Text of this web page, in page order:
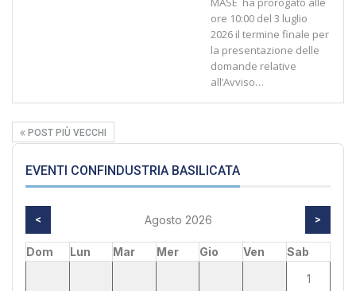
ore 10:00 del 3 luglio
2026 il termine finale per
la presentazione delle
domande relative
all’Avviso…
POST PIÙ VECCHI
EVENTI CONFINDUSTRIA BASILICATA
< Agosto 2026 >
Dom Lun Mar Mer Gio Ven
Sab
1